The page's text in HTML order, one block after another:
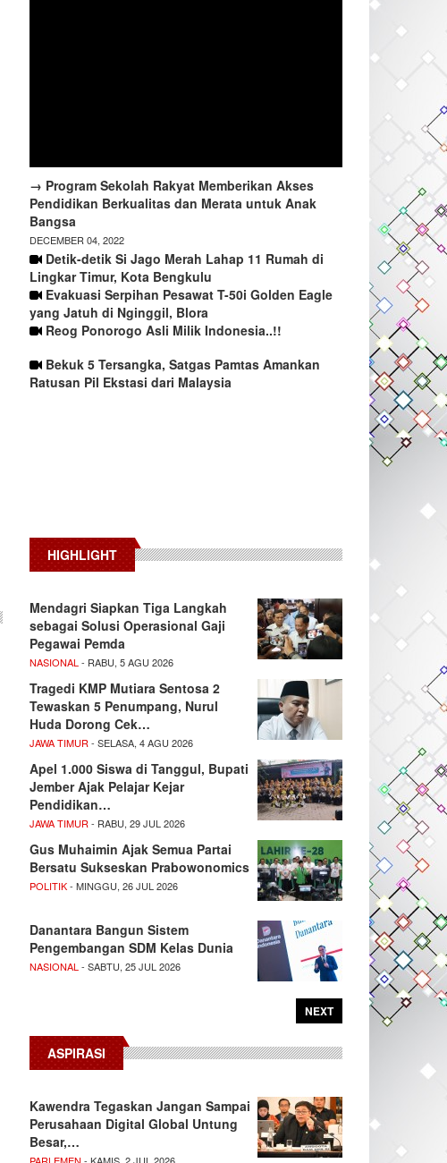
→ Program Sekolah Rakyat Memberikan Akses
Pendidikan Berkualitas dan Merata untuk Anak
Bangsa
DECEMBER 04, 2022
Detik-detik Si Jago Merah Lahap 11 Rumah di
Lingkar Timur, Kota Bengkulu
Evakuasi Serpihan Pesawat T-50i Golden Eagle
yang Jatuh di Nginggil, Blora
Reog Ponorogo Asli Milik Indonesia..!!
Bekuk 5 Tersangka, Satgas Pamtas Amankan
Ratusan Pil Ekstasi dari Malaysia
HIGHLIGHT
Mendagri Siapkan Tiga Langkah
sebagai Solusi Operasional Gaji
Pegawai Pemda
NASIONAL - RABU, 5 AGU 2026
Tragedi KMP Mutiara Sentosa 2
Tewaskan 5 Penumpang, Nurul
Huda Dorong Cek…
JAWA TIMUR - SELASA, 4 AGU 2026
Apel 1.000 Siswa di Tanggul, Bupati
Jember Ajak Pelajar Kejar
Pendidikan…
JAWA TIMUR - RABU, 29 JUL 2026
Gus Muhaimin Ajak Semua Partai
Bersatu Sukseskan Prabowonomics
POLITIK- MINGGU, 26 JUL 2026
Danantara Bangun Sistem
Pengembangan SDM Kelas Dunia
NASIONAL - SABTU, 25 JUL 2026
NEXT
ASPIRASI
Kawendra Tegaskan Jangan Sampai
Perusahaan Digital Global Untung
Besar,…
PARLEMEN - KAMIS, 2 JUL 2026